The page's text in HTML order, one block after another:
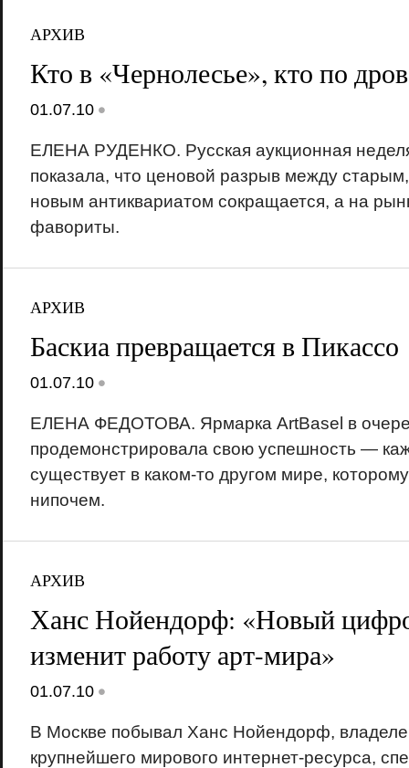
АРХИВ
Кто в «Чернолесье», кто по
01.07.10 •
ЕЛЕНА РУДЕНКО. Русская аукционная
показала, что ценовой разрыв между
новым антиквариатом сокращается, а на
фавориты.
АРХИВ
Баскиа превращается в Пикассо
01.07.10 •
ЕЛЕНА ФЕДОТОВА. Ярмарка ArtBasel в
продемонстрировала свою успешность —
существует в каком-то другом мире,
нипочем.
АРХИВ
Ханс Нойендорф: «Новый
изменит работу арт-мира»
01.07.10 •
В Москве побывал Ханс Нойендорф,
крупнейшего мирового интернет-ресурса,